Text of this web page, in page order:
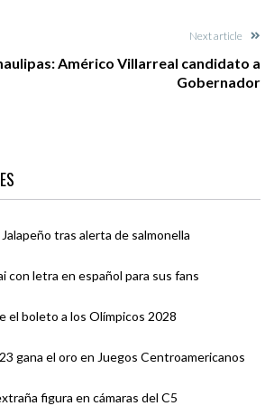
Next article
Américo Villarreal candidato a
Gobernador
tras alerta de salmonella
con letra en español para sus fans
el boleto a los Olímpicos 2028
gana el oro en Juegos Centroamericanos
figura en cámaras del C5